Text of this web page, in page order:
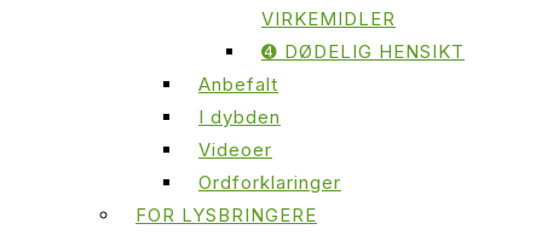
VIRKEMIDLER
➍ DØDELIG HENSIKT
Anbefalt
I dybden
Videoer
Ordforklaringer
FOR LYSBRINGERE